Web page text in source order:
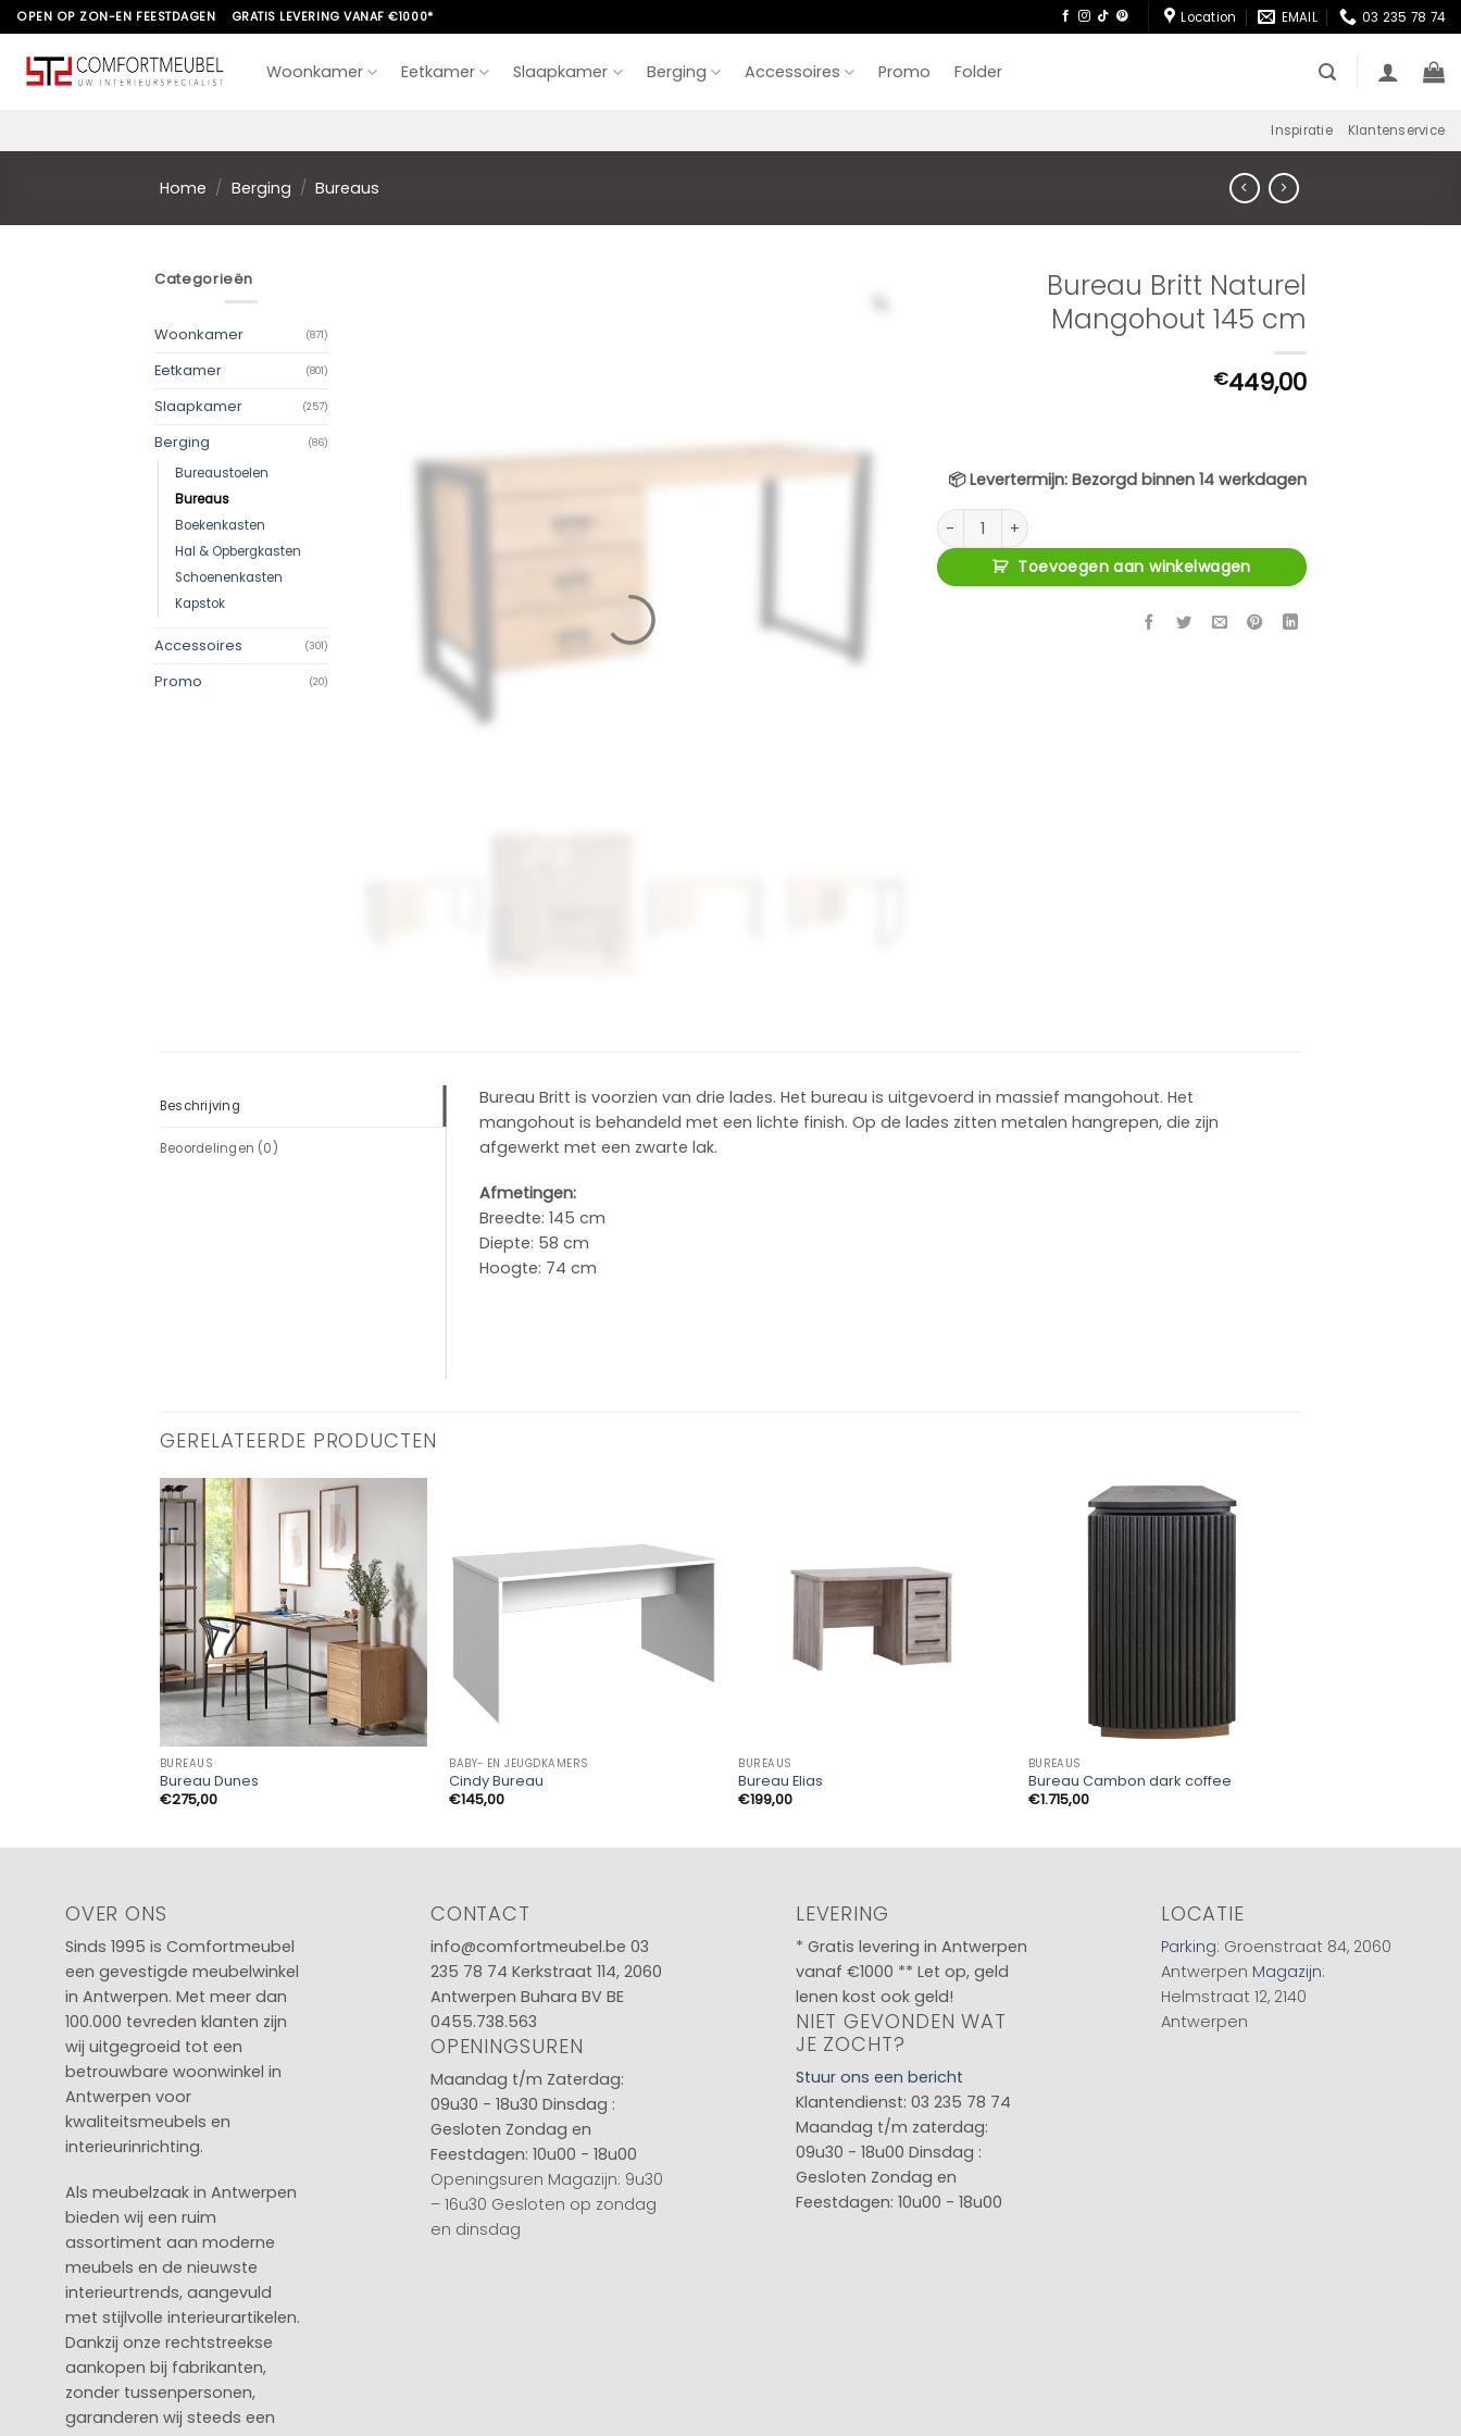
Skip
to
content
OPEN OP ZON-EN FEESTDAGEN GRATIS LEVERING VANAF €1000* Location EMAIL 03 235 78 74
Woonkamer Eetkamer Slaapkamer Berging Accessoires Promo Folder
Inspiratie Klantenservice
Home / Berging / Bureaus
Categorieën
Woonkamer (871)
Eetkamer (801)
Slaapkamer (257)
Berging (86)
Bureaustoelen
Bureaus
Boekenkasten
Hal & Opbergkasten
Schoenenkasten
Kapstok
Accessoires (301)
Promo (20)
Bureau Britt Naturel
Mangohout 145 cm
€449,00
📦Levertermijn: Bezorgd binnen 14 werkdagen
Bureau Britt Naturel Mangohout 145 cm aantal
Toevoegen aan winkelwagen
Beschrijving
Beoordelingen (0)
Bureau Britt is voorzien van drie lades. Het bureau is uitgevoerd in massief mangohout. Het
mangohout is behandeld met een lichte finish. Op de lades zitten metalen hangrepen, die zijn
afgewerkt met een zwarte lak.
Afmetingen:
Breedte: 145 cm
Diepte: 58 cm
Hoogte: 74 cm
GERELATEERDE PRODUCTEN
BUREAUS
Bureau Dunes
€275,00
BABY- EN JEUGDKAMERS
Cindy Bureau
€145,00
BUREAUS
Bureau Elias
€199,00
BUREAUS
Bureau Cambon dark coffee
€1.715,00
OVER ONS
Sinds 1995 is Comfortmeubel
een gevestigde meubelwinkel
in Antwerpen. Met meer dan
100.000 tevreden klanten zijn
wij uitgegroeid tot een
betrouwbare woonwinkel in
Antwerpen voor
kwaliteitsmeubels en
interieurinrichting.
Als meubelzaak in Antwerpen
bieden wij een ruim
assortiment aan moderne
meubels en de nieuwste
interieurtrends, aangevuld
met stijlvolle interieurartikelen.
Dankzij onze rechtstreekse
aankopen bij fabrikanten,
zonder tussenpersonen,
garanderen wij steeds een
CONTACT
info@comfortmeubel.be 03
235 78 74 Kerkstraat 114, 2060
Antwerpen Buhara BV BE
0455.738.563
OPENINGSUREN
Maandag t/m Zaterdag:
09u30 - 18u30 Dinsdag :
Gesloten Zondag en
Feestdagen: 10u00 - 18u00
Openingsuren Magazijn: 9u30
– 16u30 Gesloten op zondag
en dinsdag
LEVERING
* Gratis levering in Antwerpen
vanaf €1000 ** Let op, geld
lenen kost ook geld!
NIET GEVONDEN WAT
JE ZOCHT?
Stuur ons een bericht
Klantendienst: 03 235 78 74
Maandag t/m zaterdag:
09u30 - 18u00 Dinsdag :
Gesloten Zondag en
Feestdagen: 10u00 - 18u00
LOCATIE
Parking: Groenstraat 84, 2060
Antwerpen Magazijn:
Helmstraat 12, 2140
Antwerpen